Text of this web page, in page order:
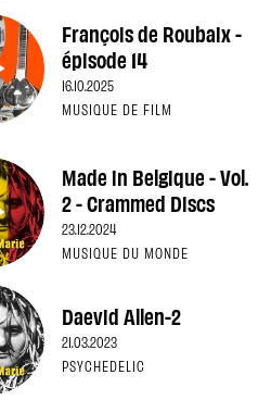
François de Roubaix -
épisode 14
16.10.2025
MUSIQUE DE FILM
Made in Belgique - Vol.
2 - Crammed Discs
23.12.2024
MUSIQUE DU MONDE
Daevid Allen-2
21.03.2023
PSYCHEDELIC